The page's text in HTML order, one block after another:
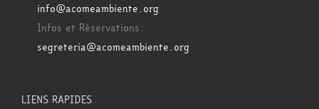
info@acomeambiente.org
Infos et Réservations:
segreteria@acomeambiente.org
LIENS RAPIDES